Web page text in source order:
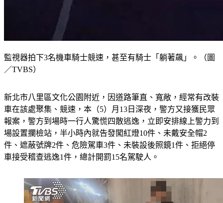
監視器拍下3名機車騎士競速，甚至有騎士「躺著飆」。（圖
新北市八里區文化公園附近，因道路筆直、寬敞，經常有改裝
車在該處聚集、競速，本（5）月13日深夜，警方又接獲民眾
報案，警方到場時一行人驚慌四散逃逸，立即安排線上警力到
場設置攔檢站，半小時內就告發闖紅燈10件、未戴安全帽2
件、遮蔽號牌2件、危險駕車3件、未裝設後照鏡1件、拒絕停